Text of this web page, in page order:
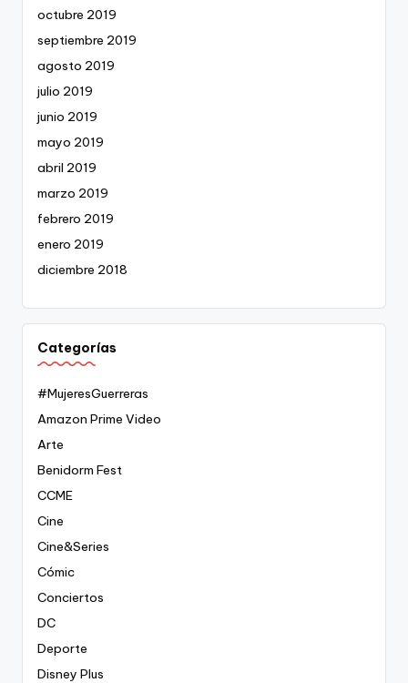
octubre 2019
septiembre 2019
agosto 2019
julio 2019
junio 2019
mayo 2019
abril 2019
marzo 2019
febrero 2019
enero 2019
diciembre 2018
Categorías
#MujeresGuerreras
Amazon Prime Video
Arte
Benidorm Fest
CCME
Cine
Cine&Series
Cómic
Conciertos
DC
Deporte
Disney Plus